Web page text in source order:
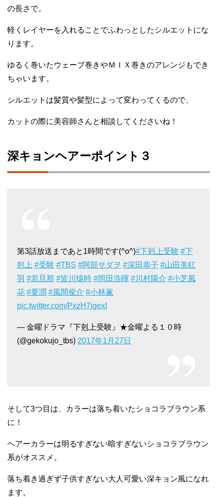
の長さで。
軽くレイヤーを入れることでふわっとしたシルエットにな
ります。
ゆるく巻いたウェーブ巻きやＭＩＸ巻きのアレンジもでき
ちゃいます。
シルエットは髪質や髪型によって変わってくるので、
カットの際に美容師さんと相談してくださいね！
深キョンヘアーポイント３
第3話放送まであと1時間です(^o^)#下剋上受験 #下
剋上 #受験 #TBS #阿部サダヲ #深田恭子 #山田美紅
羽 #若旦那 #皆川猿時 #岡田浩暉 #川村陽介 #小芝風
花 #要潤 #風間俊介 #小林薫
pic.twitter.com/PxzH7jgexI
— 金曜ドラマ『下剋上受験』★金曜よる１０時
(@gekokujo_tbs) 2017年1月27日
そして3つ目は、カラーは落ち着いたショコラブラウン系
に！
ヘアーカラーは明るすぎない暗すぎないショコラブラウン
系がオススメ。
落ち着き過ぎず子供すぎない大人可愛い深キョン風になれ
ます。